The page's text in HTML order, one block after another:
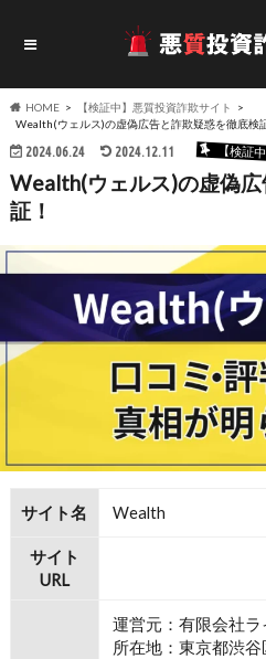
HOME
【検証中】悪質投資詐欺サイト
Wealth(ウェルス)の虚偽広告と詐欺疑惑を徹底検
2024.06.24 2024.12.11 【検証
Wealth(ウェルス)の虚偽
証！
サイト名 Wealth
サイト
URL
運営元：有限会社ラ
所在地：東京都渋